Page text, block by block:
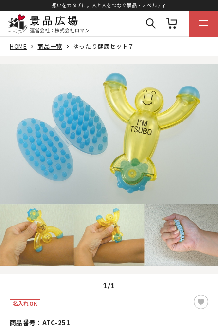
想いをカタチに。人と人をつなぐ景品・ノベルティ
HOME 商品一覧 ゆったり健康セット７
1/1
名入れOK
商品番号：ATC-251